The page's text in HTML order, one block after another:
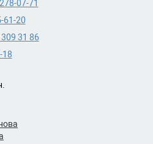
07-71
61-20
31 86
18